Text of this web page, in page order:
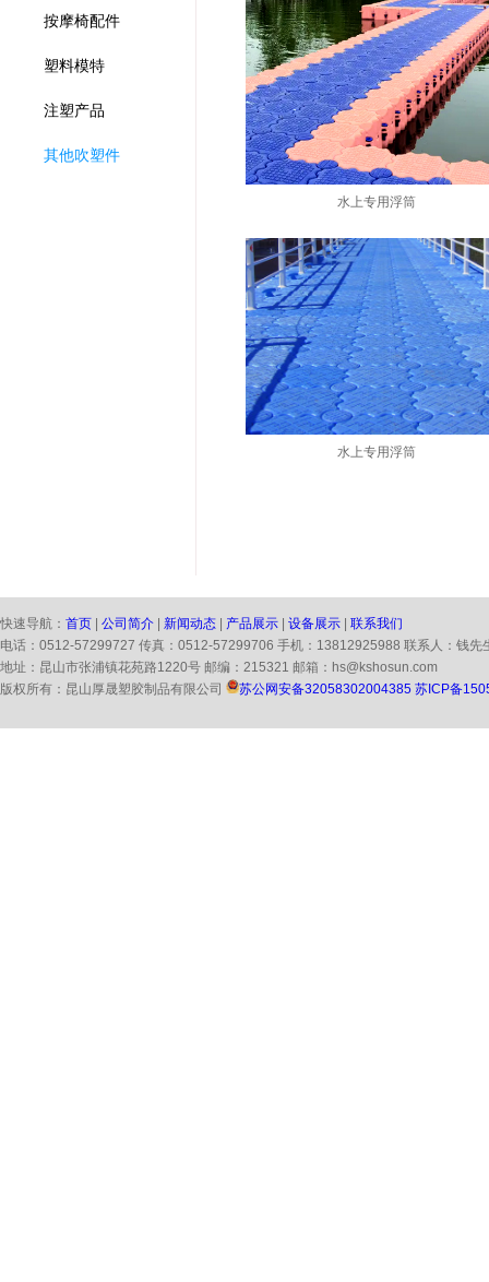
按摩椅配件
塑料模特
注塑产品
其他吹塑件
水上专用浮筒
水上专用浮筒
快速导航： 首页 公司简介 新闻动态 产品展示 设备展示
联系我们
电话：0512-57299727 传真：0512-57299706 手机：13812925988 联系人：钱先
地址：昆山市张浦镇花苑路1220号 邮编：215321 邮箱：hs@kshosun.com
版权所有：昆山厚晟塑胶制品有限公司
苏公网安备32058302004385 苏ICP备